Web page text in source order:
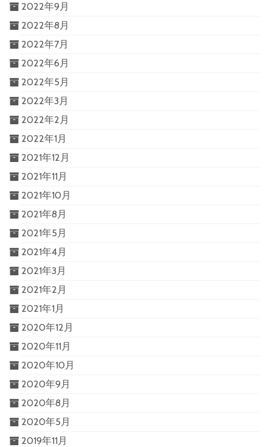
2022年9月
2022年8月
2022年7月
2022年6月
2022年5月
2022年3月
2022年2月
2022年1月
2021年12月
2021年11月
2021年10月
2021年8月
2021年5月
2021年4月
2021年3月
2021年2月
2021年1月
2020年12月
2020年11月
2020年10月
2020年9月
2020年8月
2020年5月
2019年11月